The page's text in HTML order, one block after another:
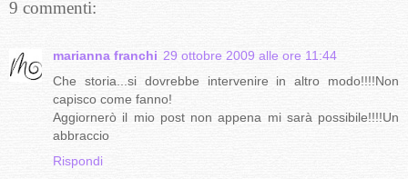
9 commenti:
marianna franchi 29 ottobre 2009 alle ore 11:44
Che storia...si dovrebbe intervenire in altro modo!!!!Non
capisco come fanno!
Aggiornerò il mio post non appena mi sarà possibile!!!!Un
abbraccio
Rispondi